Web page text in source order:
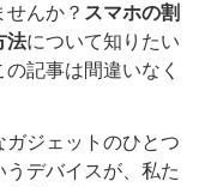
んか？ スマホの割
法について知りたい
記事は間違いなく
ジェットのひとつ
デバイスが、私た